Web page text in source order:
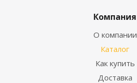
Компания
О компании
Каталог
Как купить
Доставка